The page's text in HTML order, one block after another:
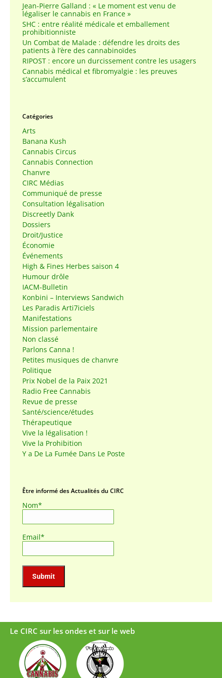
Jean-Pierre Galland : « Le moment est venu de
légaliser le cannabis en France »
SHC : entre réalité médicale et emballement
prohibitionniste
Un Combat de Malade : défendre les droits des
patients à l’ère des cannabinoïdes
RIPOST : encore un durcissement contre les usagers
Cannabis médical et fibromyalgie : les preuves
s’accumulent
Catégories
Arts
Banana Kush
Cannabis Circus
Cannabis Connection
Chanvre
CIRC Médias
Communiqué de presse
Consultation légalisation
Discreetly Dank
Dossiers
Droit/Justice
Économie
Événements
High & Fines Herbes saison 4
Humour drôle
IACM-Bulletin
Konbini – Interviews Sandwich
Les Paradis Arti7iciels
Manifestations
Mission parlementaire
Non classé
Parlons Canna !
Petites musiques de chanvre
Politique
Prix Nobel de la Paix 2021
Radio Free Cannabis
Revue de presse
Santé/science/études
Thérapeutique
Vive la légalisation !
Vive la Prohibition
Y a De La Fumée Dans Le Poste
Être informé des Actualités du CIRC
Nom*
Email*
Le CIRC sur les ondes et sur le web